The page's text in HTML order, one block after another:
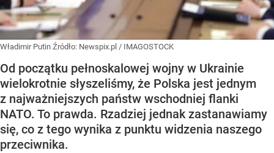
Władimir Putin Źródło: Newspix.pl / IMAGOSTOCK
Od początku pełnoskalowej wojny w Ukrainie
wielokrotnie słyszeliśmy, że Polska jest jednym
z najważniejszych państw wschodniej flanki
NATO. To prawda. Rzadziej jednak zastanawiamy
się, co z tego wynika z punktu widzenia naszego
przeciwnika.